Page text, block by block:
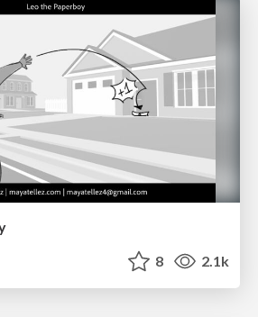
8 2.1k